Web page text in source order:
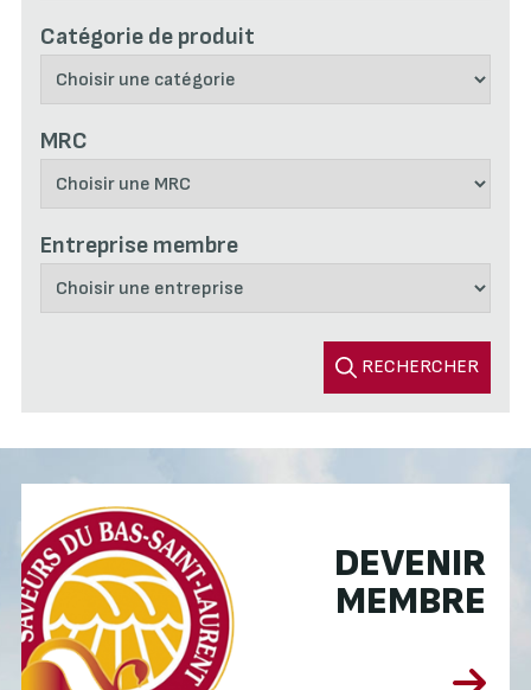
Catégorie de produit
MRC
Entreprise membre
RECHERCHER
DEVENIR
MEMBRE